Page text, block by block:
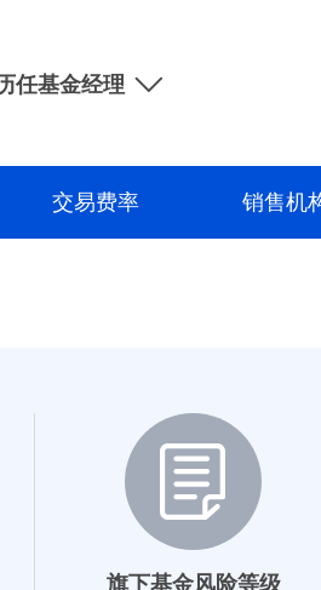
任基金经理
交易费率 销售机
旗下基金风险等级